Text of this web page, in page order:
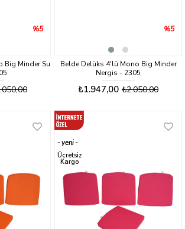
Big Minder Su
%5
Belde Delüks 4'lü Mono Big Minder
Nergis - 2305
₺1.947,00 ₺2.050,00
%5
yeni
ürün
Ücretsiz
Kargo